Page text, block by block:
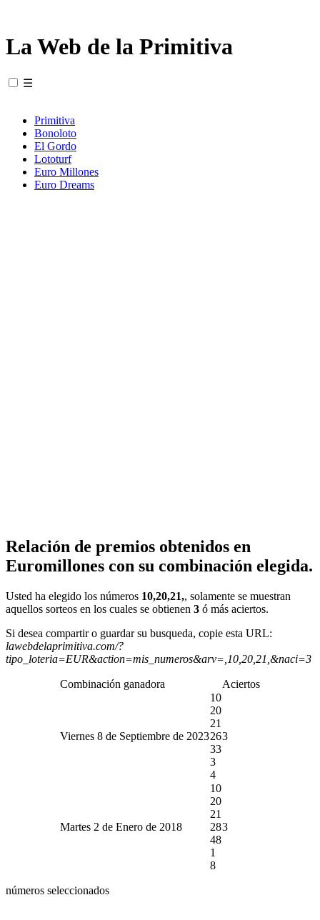
La Web de la Primitiva
☰
Primitiva
Bonoloto
El Gordo
Lototurf
Euro Millones
Euro Dreams
Relación de premios obtenidos en
Euromillones con su combinación elegida.
Usted ha elegido los números 10,20,21,, solamente se muestran
aquellos sorteos en los cuales se obtienen 3 ó más aciertos.
Si desea compartir o guardar su busqueda, copie esta URL:
lawebdelaprimitiva.com/?
tipo_loteria=EUR&action=mis_numeros&arv=,10,20,21,&naci=3
Combinación ganadora Aciertos
Viernes 8 de Septiembre de 2023
10
20
21
26
33
3
4
3
Martes 2 de Enero de 2018
10
20
21
28
48
1
8
3
números seleccionados